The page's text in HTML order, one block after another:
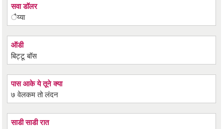
सवा डॉलर
ैय्या
ऑडी
बिट्टू बॉस
पास आके ये तूने क्या
७ वेलकम तो लंदन
साडी साडी रात